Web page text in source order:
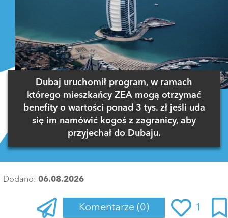
Dubaj uruchomił program, w ramach
którego mieszkańcy ZEA mogą otrzymać
benefity o wartości ponad 3 tys. zł jeśli uda
się im namówić kogoś z zagranicy, aby
przyjechał do Dubaju.
Dodano: 06.08.2026
Komentarze (0) 1